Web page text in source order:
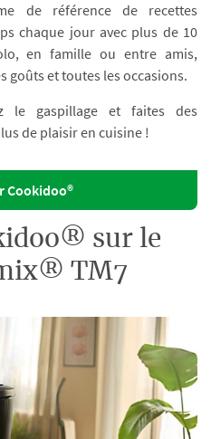
de référence de recettes
chaque jour avec plus de 10
en famille ou entre amis,
goûts et toutes les occasions.
le gaspillage et faites des
de plaisir en cuisine !
Cookidoo®
sur le
TM7